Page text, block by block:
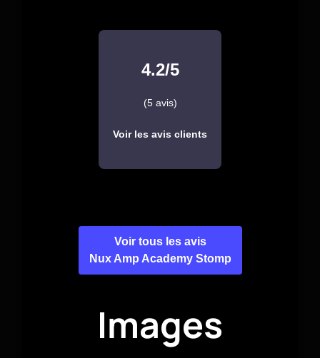
4.2/5
(5 avis)
Voir les avis clients
Voir tous les avis
Nux Amp Academy Stomp
Images